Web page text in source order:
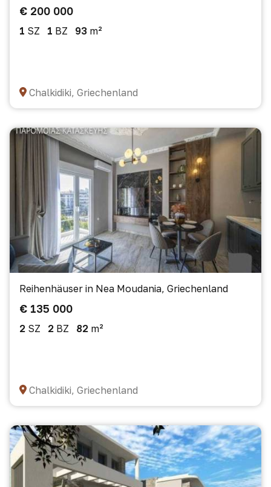
€ 200 000
1 SZ 1 BZ 93 m²
Chalkidiki, Griechenland
Reihenhäuser in Nea Moudania, Griechenland
€ 135 000
2 SZ 2 BZ 82 m²
Chalkidiki, Griechenland